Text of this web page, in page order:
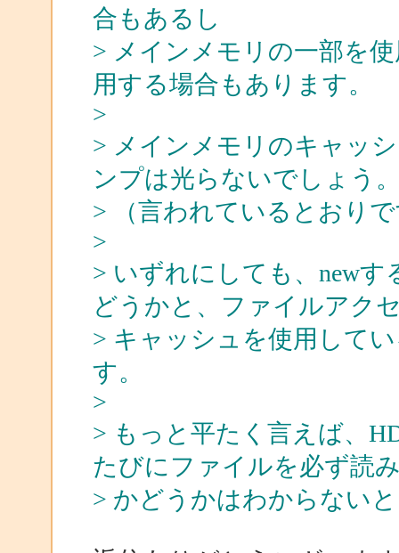
合もあるし
> メインメモリの一部を
用する場合もあります。
>
> メインメモリのキャッ
ンプは光らないでしょう
> （言われているとおり
>
> いずれにしても、new
どうかと、ファイルアク
> キャッシュを使用して
す。
>
> もっと平たく言えば、
たびにファイルを必ず読
> かどうかはわからない